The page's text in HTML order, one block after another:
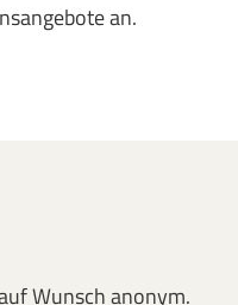
an.
Wunsch anonym.